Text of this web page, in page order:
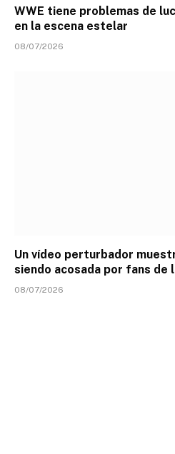
WWE tiene problemas de
en la escena estelar
08/07/2026
Un vídeo perturbador
siendo acosada por fans de
08/07/2026